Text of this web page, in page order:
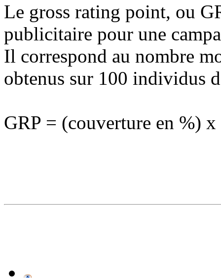
Le gross rating point, ou
publicitaire pour une
Il correspond au nombre
obtenus sur 100 individus
GRP = (couverture en %)